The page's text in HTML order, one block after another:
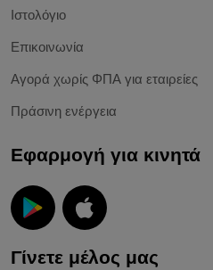
Ιστολόγιο
Επικοινωνία
Αγορά χωρίς ΦΠΑ για εταιρείες
Πράσινη ενέργεια
Εφαρμογή για κινητά
Γίνετε μέλος μας